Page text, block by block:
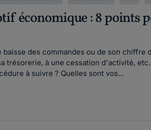
économique : 8 points
des commandes ou de son
trésorerie, à une cessation d'activité,
à suivre ? Quelles sont vos...